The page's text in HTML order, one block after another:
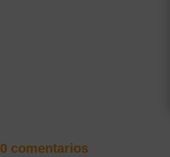
0 comentarios